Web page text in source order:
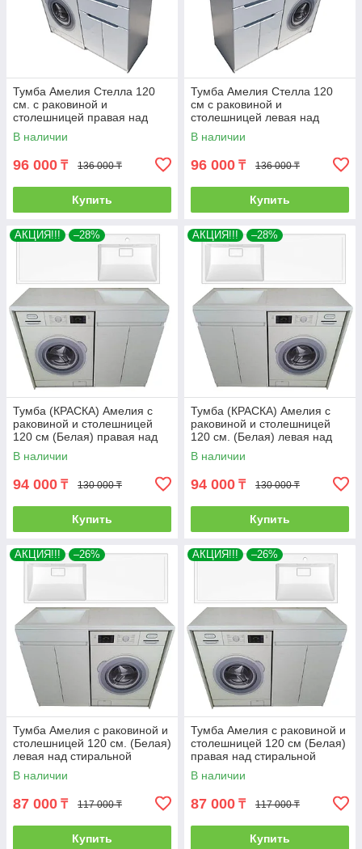
Тумба Амелия Стелла 120
см. с раковиной и
столешницей правая над
стиральной машиной. РФ
В наличии
96 000 ₸ 136 000 ₸
Купить
Тумба Амелия Стелла 120
см с раковиной и
столешницей левая над
стиральной машиной. РФ
В наличии
96 000 ₸ 136 000 ₸
Купить
АКЦИЯ!!! –28%
Тумба (КРАСКА) Амелия с
раковиной и столешницей
120 см (Белая) правая над
стиральной машиной. РФ
В наличии
94 000 ₸ 130 000 ₸
Купить
АКЦИЯ!!! –28%
Тумба (КРАСКА) Амелия с
раковиной и столешницей
120 см. (Белая) левая над
стиральной машиной. РФ
В наличии
94 000 ₸ 130 000 ₸
Купить
АКЦИЯ!!! –26%
Тумба Амелия с раковиной и
столешницей 120 см. (Белая)
левая над стиральной
машиной. РФ
В наличии
87 000 ₸ 117 000 ₸
Купить
АКЦИЯ!!! –26%
Тумба Амелия с раковиной и
столешницей 120 см (Белая)
правая над стиральной
машиной. РФ
В наличии
87 000 ₸ 117 000 ₸
Купить